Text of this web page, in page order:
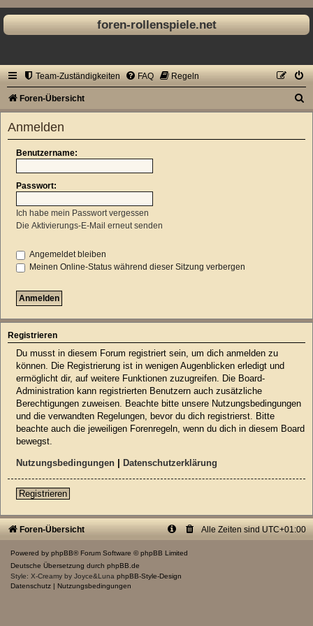
foren-rollenspiele.net
Team-Zuständigkeiten FAQ Regeln
Foren-Übersicht
Anmelden
Benutzername:
Passwort:
Ich habe mein Passwort vergessen
Die Aktivierungs-E-Mail erneut senden
Angemeldet bleiben
Meinen Online-Status während dieser Sitzung verbergen
Registrieren
Du musst in diesem Forum registriert sein, um dich anmelden zu
können. Die Registrierung ist in wenigen Augenblicken erledigt und
ermöglicht dir, auf weitere Funktionen zuzugreifen. Die Board-
Administration kann registrierten Benutzern auch zusätzliche
Berechtigungen zuweisen. Beachte bitte unsere Nutzungsbedingungen
und die verwandten Regelungen, bevor du dich registrierst. Bitte
beachte auch die jeweiligen Forenregeln, wenn du dich in diesem Board
bewegst.
Nutzungsbedingungen Datenschutzerklärung
Registrieren
Foren-Übersicht Alle Zeiten sind UTC+01:00
Powered by phpBB® Forum Software © phpBB Limited
Deutsche Übersetzung durch phpBB.de
Style: X-Creamy by Joyce&Luna phpBB-Style-Design
Datenschutz
Nutzungsbedingungen